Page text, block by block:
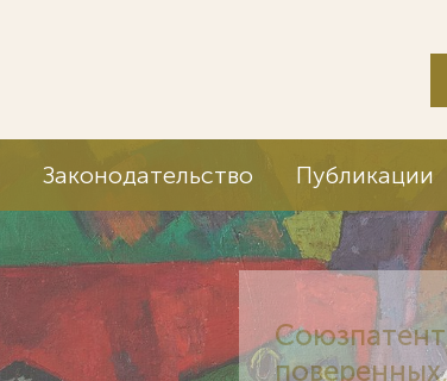
Законодательство Публикации